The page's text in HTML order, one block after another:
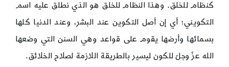
كنظام للخلق. وهذا النظام للخلق هو الذي نطلق عليه اسم
التكويني؛ أي إن أصل التكوين عند البشر، وعند الدنيا كلها
بسمائها وأرضها يقوم على قواعد وهي السنن التي وضعها
الله عزّ وجلّ للكون ليسير بالطريقة اللازمة لصلاح الخلائق.